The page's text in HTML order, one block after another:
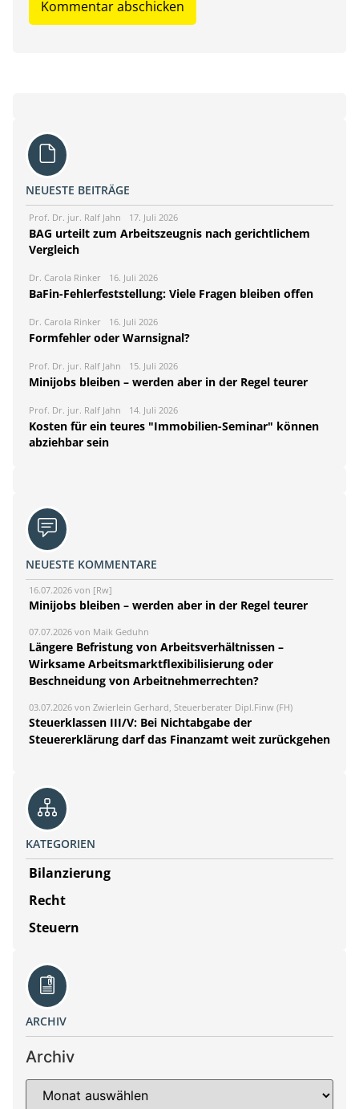
NEUESTE BEITRÄGE
Prof. Dr. jur. Ralf Jahn 17. Juli 2026
BAG urteilt zum Arbeitszeugnis nach gerichtlichem
Vergleich
Dr. Carola Rinker 16. Juli 2026
BaFin-Fehlerfeststellung: Viele Fragen bleiben offen
Dr. Carola Rinker 16. Juli 2026
Formfehler oder Warnsignal?
Prof. Dr. jur. Ralf Jahn 15. Juli 2026
Minijobs bleiben – werden aber in der Regel teurer
Prof. Dr. jur. Ralf Jahn 14. Juli 2026
Kosten für ein teures "Immobilien-Seminar" können
abziehbar sein
NEUESTE KOMMENTARE
16.07.2026 von [Rw]
Minijobs bleiben – werden aber in der Regel teurer
07.07.2026 von Maik Geduhn
Längere Befristung von Arbeitsverhältnissen –
Wirksame Arbeitsmarktflexibilisierung oder
Beschneidung von Arbeitnehmerrechten?
03.07.2026 von Zwierlein Gerhard, Steuerberater Dipl.Finw (FH)
Steuerklassen III/V: Bei Nichtabgabe der
Steuererklärung darf das Finanzamt weit zurückgehen
KATEGORIEN
Bilanzierung
Recht
Steuern
ARCHIV
Archiv